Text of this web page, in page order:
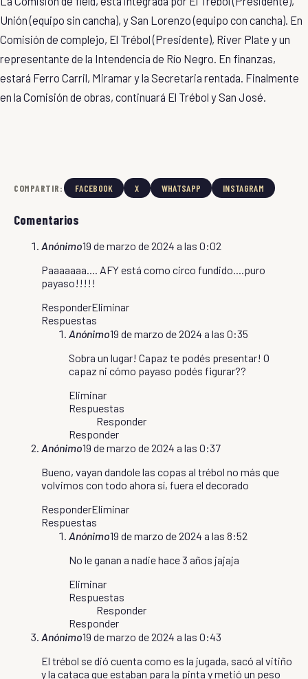
Unión (equipo sin cancha), y San Lorenzo (equipo con cancha). En
Comisión de complejo, El Trébol (Presidente), River Plate y un
representante de la Intendencia de Río Negro. En finanzas,
estará Ferro Carril, Miramar y la Secretaria rentada. Finalmente
en la Comisión de obras, continuará El Trébol y San José.
COMPARTIR: FACEBOOK X WHATSAPP INSTAGRAM
Comentarios
Anónimo19 de marzo de 2024 a las 0:02
Paaaaaaa.... AFY está como circo fundido....puro
payaso!!!!!
ResponderEliminar
Respuestas
Anónimo19 de marzo de 2024 a las 0:35
Sobra un lugar! Capaz te podés presentar! O
capaz ni cómo payaso podés figurar??
Eliminar
Respuestas
Responder
Responder
Anónimo19 de marzo de 2024 a las 0:37
Bueno, vayan dandole las copas al trébol no más que
volvimos con todo ahora sí, fuera el decorado
ResponderEliminar
Respuestas
Anónimo19 de marzo de 2024 a las 8:52
No le ganan a nadie hace 3 años jajaja
Eliminar
Respuestas
Responder
Responder
Anónimo19 de marzo de 2024 a las 0:43
El trébol se dió cuenta como es la jugada, sacó al vitiño
y la cataca que estaban para la pinta y metió un peso